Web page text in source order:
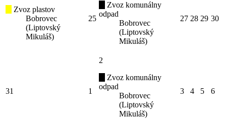
Zvoz plastov
Bobrovec
(Liptovský
Mikuláš)
25
Zvoz komunálny
odpad
Bobrovec
(Liptovský
Mikuláš)
27 28 29 30
31 1
2
Zvoz komunálny
odpad
Bobrovec
(Liptovský
Mikuláš)
3 4 5 6